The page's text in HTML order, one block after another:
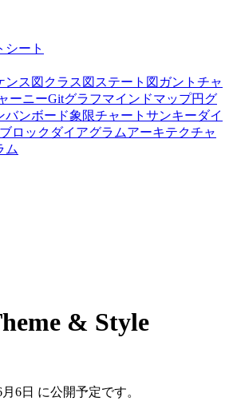
シート
ンス図 クラス図 ステート図 ガントチャ
ーニーGitグラフマインドマップ円グ
バンボード象限チャート サンキーダイ
ブロックダイアグラムアーキテクチャ
ム
& Style
6日 に公開予定です。